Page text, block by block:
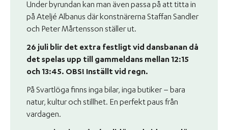
Under byrundan kan man även passa på att titta in
på Ateljé Albanus där konstnärerna Staffan Sandler
och Peter Mårtensson ställer ut.
26 juli blir det extra festligt vid dansbanan då
det spelas upp till gammeldans mellan 12:15
och 13:45. OBS! Inställt vid regn.
På Svartlöga finns inga bilar, inga butiker – bara
natur, kultur och stillhet. En perfekt paus från
vardagen.